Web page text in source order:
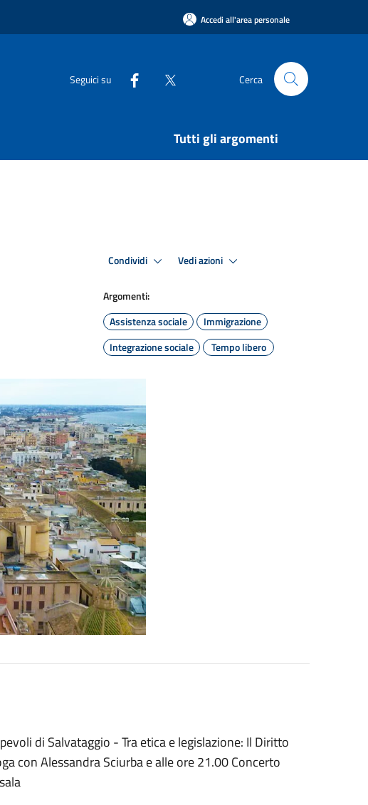
Accedi all'area personale
Seguici su Cerca
Tutti gli argomenti
Condividi Vedi azioni
Argomenti:
Assistenza sociale
Immigrazione
Integrazione sociale
Tempo libero
di Salvataggio - Tra etica e legislazione: Il Diritto
con Alessandra Sciurba e alle ore 21.00 Concerto